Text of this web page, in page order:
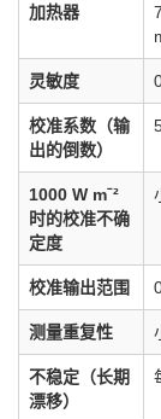
加热器
灵敏度
校准系数（输
出的倒数）
1000 W mˉ²
时的校准不确
定度
校准输出范围
测量重复性
不稳定（长期
漂移）